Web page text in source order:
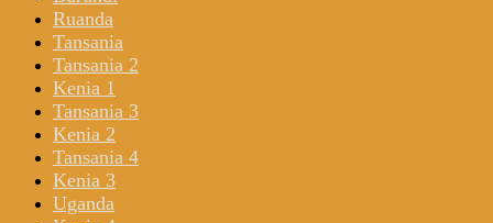
Ruanda
Tansania
Tansania 2
Kenia 1
Tansania 3
Kenia 2
Tansania 4
Kenia 3
Uganda